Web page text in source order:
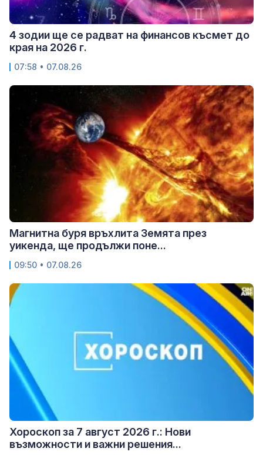
4 зодии ще се радват на финансов късмет до
края на 2026 г.
07:58 • 07.08.26
Магнитна буря връхлита Земята през
уикенда, ще продължи поне...
09:50 • 07.08.26
Хороскоп за 7 август 2026 г.: Нови
възможности и важни решения...